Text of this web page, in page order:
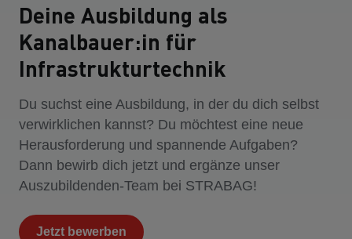
Deine Ausbildung als
Kanalbauer:in für
Infrastrukturtechnik
Du suchst eine Ausbildung, in der du dich selbst
verwirklichen kannst? Du möchtest eine neue
Herausforderung und spannende Aufgaben?
Dann bewirb dich jetzt und ergänze unser
Auszubildenden-Team bei STRABAG!
Jetzt bewerben